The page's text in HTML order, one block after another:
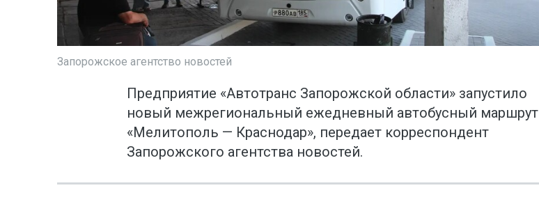
Запорожское агентство новостей
Предприятие «Автотранс Запорожской области» запустило
новый межрегиональный ежедневный автобусный маршрут
«Мелитополь — Краснодар», передает корреспондент
Запорожского агентства новостей.